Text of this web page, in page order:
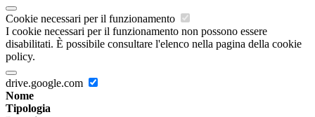
Cookie necessari per il funzionamento
I cookie necessari per il funzionamento non possono essere
disabilitati. È possibile consultare l'elenco nella pagina della cookie
policy.
drive.google.com
Nome
Tipologia